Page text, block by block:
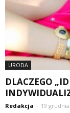
URODA
DLACZEGO
Redakcja - 19